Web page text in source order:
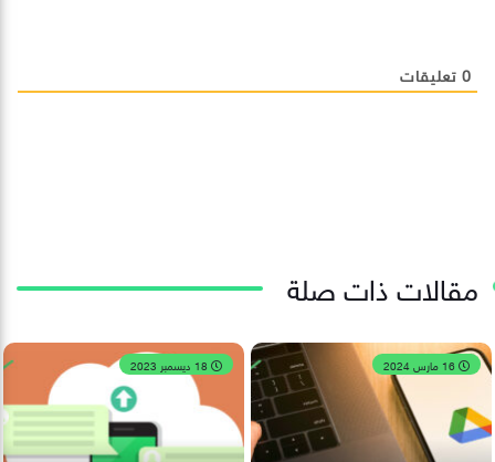
0 تعليقات
مقالات ذات صلة